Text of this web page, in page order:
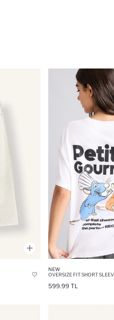
NEW
OVERSIZE FIT SHORT
599.99 TL